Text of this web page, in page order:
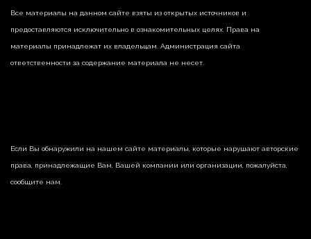
Все материалы на данном сайте взяты из открытых источников и
предоставляются исключительно в ознакомительных целях. Права на
материалы принадлежат их владельцам. Администрация сайта
ответственности за содержание материала не несет.
Если Вы обнаружили на нашем сайте материалы, которые нарушают авторские
права, принадлежащие Вам, Вашей компании или организации, пожалуйста,
сообщите нам.